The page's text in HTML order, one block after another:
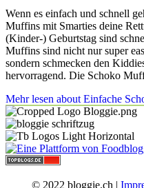
Wenn es einfach und schnell
Muffins mit Smarties deine
(Kinder-) Geburtstag sind
Muffins sind nicht nur super
sondern schmecken den
hervorragend. Die Schoko
Mehr lesen about Einfache
© 2022 bloggie.ch |